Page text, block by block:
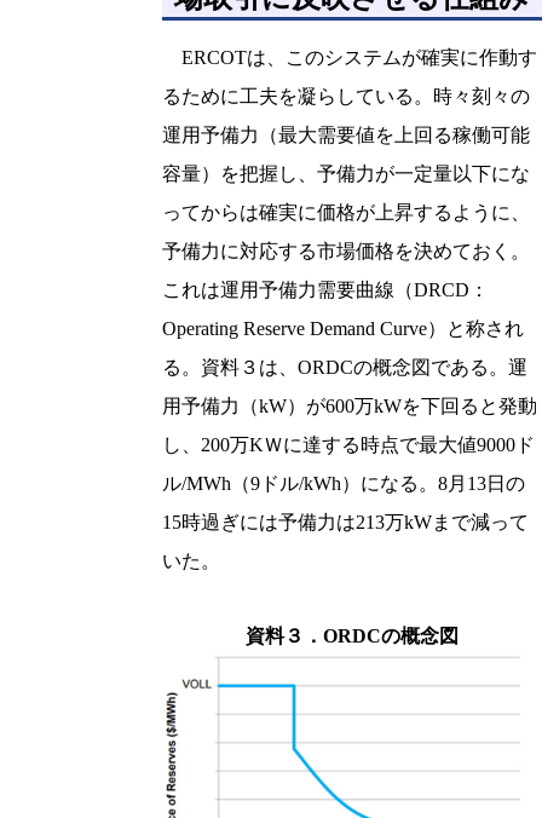
ERCOTは、このシステムが確実に作動す
るために工夫を凝らしている。時々刻々の
運用予備力（最大需要値を上回る稼働可能
容量）を把握し、予備力が一定量以下にな
ってからは確実に価格が上昇するように、
予備力に対応する市場価格を決めておく。
これは運用予備力需要曲線（DRCD：
Operating Reserve Demand Curve）と称され
る。資料３は、ORDCの概念図である。運
用予備力（kW）が600万kWを下回ると発動
し、200万KＷに達する時点で最大値9000ド
ル/MWh（9ドル/kWh）になる。8月13日の
15時過ぎには予備力は213万kWまで減って
いた。
資料３．ORDCの概念図